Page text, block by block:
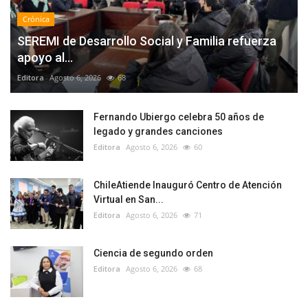
Crónica
SEREMI de Desarrollo Social y Familia refuerza
apoyo al...
Editora Agosto 6, 2026 68
Fernando Ubiergo celebra 50 años de
legado y grandes canciones
Editora Agosto 6, 2026 60
ChileAtiende Inauguró Centro de Atención
Virtual en San...
Editora Agosto 6, 2026 71
Ciencia de segundo orden
Editora Agosto 6, 2026 68